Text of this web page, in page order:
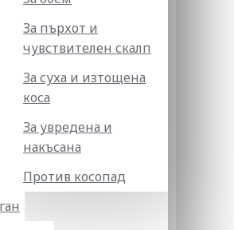
За пърхот и
чувствителен скалп
За суха и изтощена
коса
За увредена и
накъсана
Против косопад